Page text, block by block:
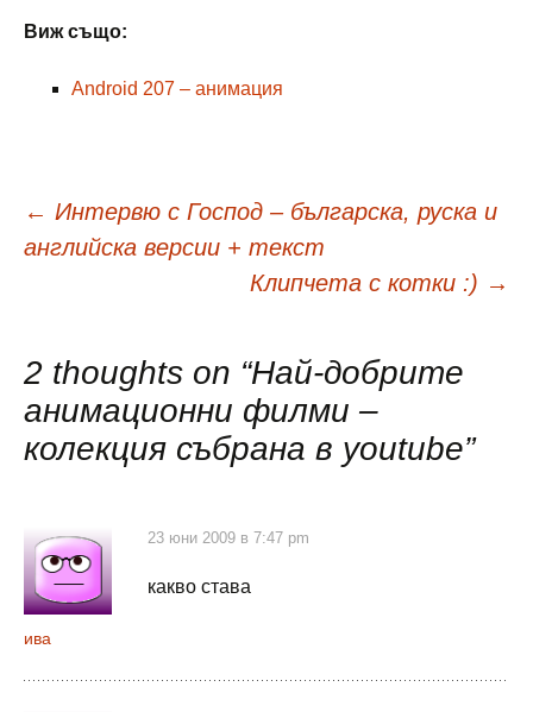
Виж също:
Android 207 – анимация
Навигация
публикациите
← Интервю с Господ – българска, руска и
английска версии + текст
Клипчета с котки :) →
2 thoughts on “Най-добрите
анимационни филми –
колекция събрана в youtube”
ива
23 юни 2009 в 7:47 pm
какво става